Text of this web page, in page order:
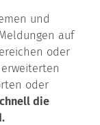
und
auf
oder
oder
die